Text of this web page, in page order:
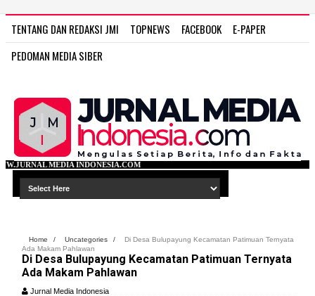
TENTANG DAN REDAKSI JMI TOPNEWS FACEBOOK
E-PAPER
PEDOMAN MEDIA SIBER
Home / Uncategories /
Di Desa Bulupayung Kecamatan Patimuan Ternyata
Ada Makam Pahlawan
Di Desa Bulupayung Kecamatan Patimuan Ternyata
Ada Makam Pahlawan
Jurnal Media Indonesia